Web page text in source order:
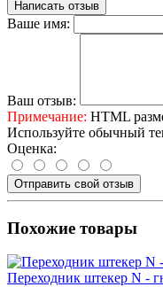
Написать отзыв
Ваше имя:
Ваш отзыв:
Примечание: HTML
Используйте обычный
Оценка:
Отправить свой отзыв
Похожие товары
Переходник штекер N -